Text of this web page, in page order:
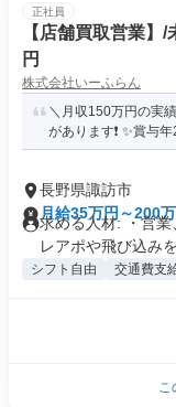
正社員
【店舗買取営業】
円
株式会社いーふらん
＼月収150万円の実
があります❗ ✨賞与
長野県諏訪市
月給35万円～200
求める人材: ・営
レアポや飛び込み
シフト自由 交通費支
こ